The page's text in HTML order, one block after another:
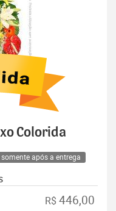
Colorida
após a entrega
R$ 446,00